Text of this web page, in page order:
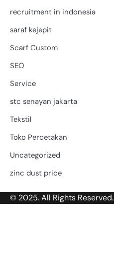
recruitment in indonesia
saraf kejepit
Scarf Custom
SEO
Service
stc senayan jakarta
Tekstil
Toko Percetakan
Uncategorized
zinc dust price
© 2025. All Rights Reserved.